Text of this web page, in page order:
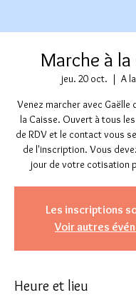
Marche à la
jeu. 20 oct.
  |
A
Venez marcher avec Gaëlle
la Caisse. Ouvert à tous
de RDV et le contact vous
de l'inscription. Vous
jour de votre cotisation
Les inscriptions
Voir autres
Heure et lieu